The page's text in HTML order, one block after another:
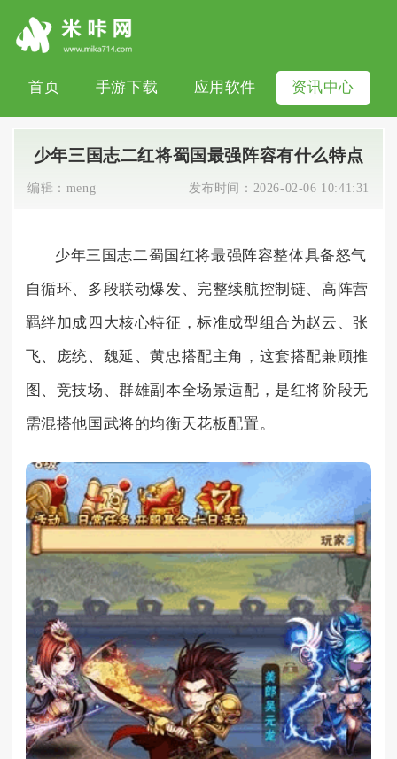
首页 手游下载 应用软件 资讯中心
少年三国志二红将蜀国最强阵容有什么特点
编辑： meng 发布时间： 2026-02-06 10:41:31
少年三国志二蜀国红将最强阵容整体具备怒气
自循环、多段联动爆发、完整续航控制链、高阵营
羁绊加成四大核心特征，标准成型组合为赵云、张
飞、庞统、魏延、黄忠搭配主角，这套搭配兼顾推
图、竞技场、群雄副本全场景适配，是红将阶段无
需混搭他国武将的均衡天花板配置。